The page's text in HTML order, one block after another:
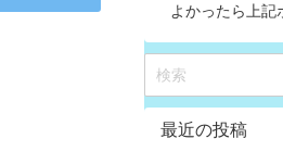
よかったら上記
最近の投稿